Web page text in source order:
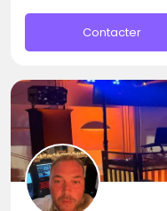
Contacter